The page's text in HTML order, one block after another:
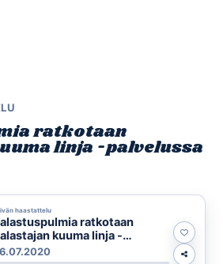
ratkotaan
linja -palvelussa
haastattelu
ratkotaan
kuuma linja -